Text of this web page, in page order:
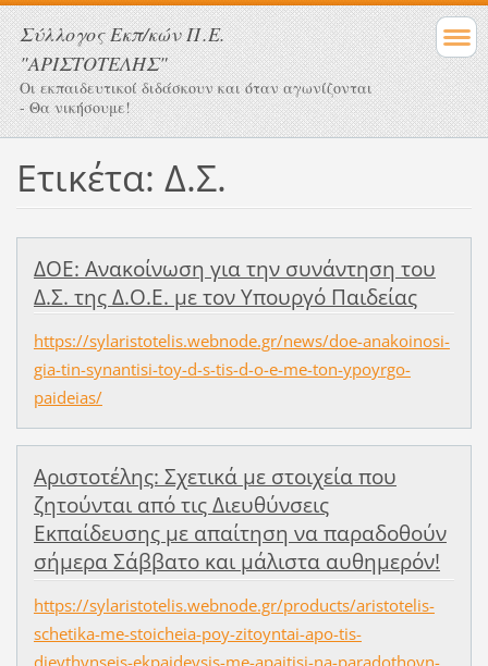
Σύλλογος Eκπ/κών Π.Ε.
"ΑΡΙΣΤΟΤΕΛΗΣ"
Οι εκπαιδευτικοί διδάσκουν και όταν αγωνίζονται
- Θα νικήσουμε!
Ετικέτα: Δ.Σ.
ΔΟΕ: Ανακοίνωση για την συνάντηση του
Δ.Σ. της Δ.Ο.Ε. με τον Υπουργό Παιδείας
https://sylaristotelis.webnode.gr/news/doe-anakoinosi-
gia-tin-synantisi-toy-d-s-tis-d-o-e-me-ton-ypoyrgo-
paideias/
Αριστοτέλης: Σχετικά με στοιχεία που
ζητούνται από τις Διευθύνσεις
Εκπαίδευσης με απαίτηση να παραδοθούν
σήμερα Σάββατο και μάλιστα αυθημερόν!
https://sylaristotelis.webnode.gr/products/aristotelis-
schetika-me-stoicheia-poy-zitoyntai-apo-tis-